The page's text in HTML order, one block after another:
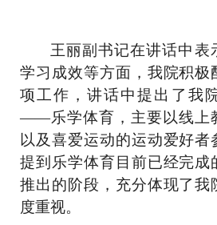
王丽副书记在讲话中表
学习成效等方面，我院积极
项工作，讲话中提出了我
——乐学体育，主要以线上
以及喜爱运动的运动爱好者
提到乐学体育目前已经完成
推出的阶段，充分体现了我
度重视。